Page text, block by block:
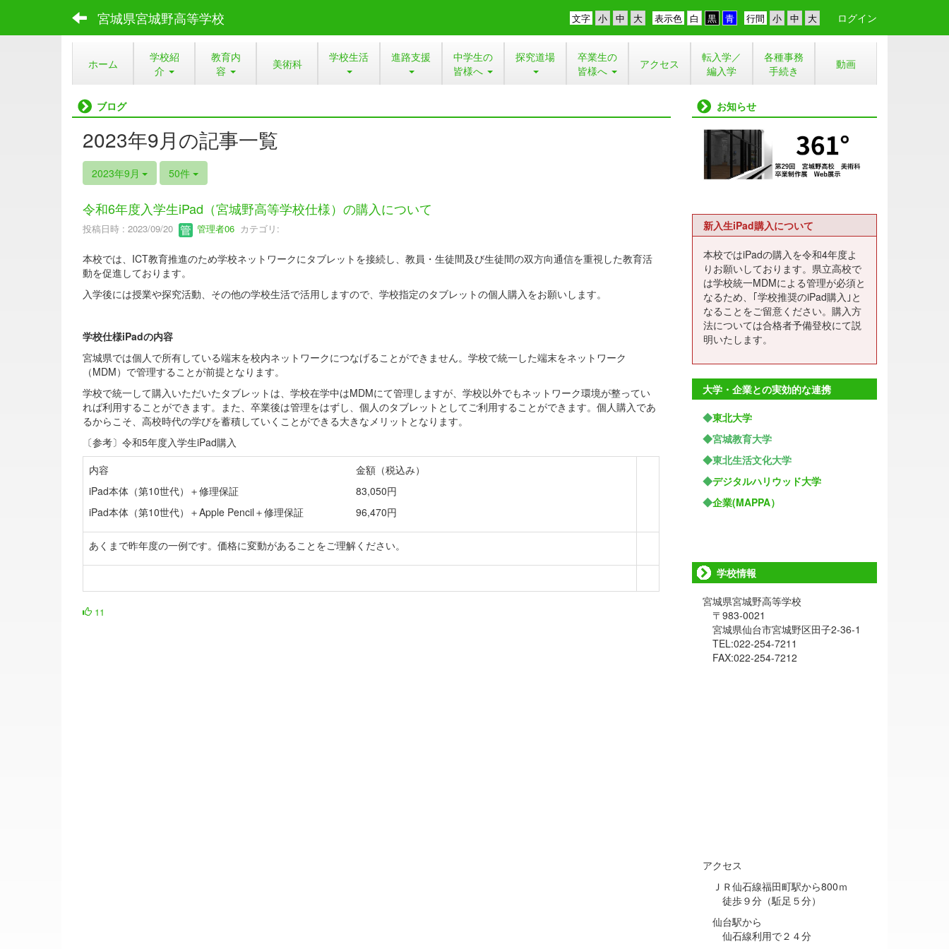
宮城県宮城野高等学校 行間
表示色
文字 ログイン
ホーム
学校紹
介
教育内
容
美術科 学校生活 進路支援
中学生の
皆様へ
探究道場
卒業生の
皆様へ
アクセス
転入学／
編入学
各種事務
手続き
動画
ブログ
2023年9月の記事一覧
2023年9月 50件
令和6年度入学生iPad（宮城野高等学校仕様）の購入について
投稿日時 : 2023/09/20 管理者06 カテゴリ:
本校では、ICT教育推進のため学校ネットワークにタブレットを接続し、教員・生徒間及び生徒間の双方向通信を重視した教育活
動を促進しております。
入学後には授業や探究活動、その他の学校生活で活用しますので、学校指定のタブレットの個人購入をお願いします。
学校仕様iPadの内容
宮城県では個人で所有している端末を校内ネットワークにつなげることができません。学校で統一した端末をネットワーク
（MDM）で管理することが前提となります。
学校で統一して購入いただいたタブレットは、学校在学中はMDMにて管理しますが、学校以外でもネットワーク環境が整ってい
れば利用することができます。また、卒業後は管理をはずし、個人のタブレットとしてご利用することができます。個人購入であ
るからこそ、高校時代の学びを蓄積していくことができる大きなメリットとなります。
〔参考〕令和5年度入学生iPad購入
内容
金額（税込み）
iPad本体（第10世代）＋修理保証
83,050円
iPad本体（第10世代）＋Apple Pencil＋修理保証
96,470円
あくまで昨年度の一例です。価格に変動があることをご理解ください。
11
お知らせ
新入生iPad購入について
本校ではiPadの購入を令和4年度よ
りお願いしております。県立高校で
は学校統一MDMによる管理が必須と
なるため、｢学校推奨のiPad購入｣と
なることをご留意ください。購入方
法については合格者予備登校にて説
明いたします。
大学・企業との実効的な連携
◆東北大学
◆宮城教育大学
◆東北生活文化大学
◆デジタルハリウッド大学
◆企業(MAPPA）
学校情報
宮城県宮城野高等学校
〒983-0021
宮城県仙台市宮城野区田子2-36-1
TEL:022-254-7211
FAX:022-254-7212
アクセス
ＪＲ仙石線福田町駅から800ｍ
徒歩９分（駈足５分）
仙台駅から
仙石線利用で２４分